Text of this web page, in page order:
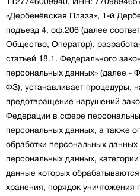
«Дербенёвская Плаза», 1-й
подъезд 4, оф.206 (далее
Общество, Оператор),
статьей 18.1. Федерального
персональных данных» (далее -
ФЗ), устанавливает процедуры,
предотвращение нарушений
Федерации в сфере
персональных данных, а также
обработки персональных
персональных данных,
данные которых
хранения, порядок уничтожения